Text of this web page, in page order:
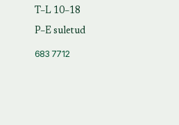
T–L 10–18
P–E suletud
683 7712